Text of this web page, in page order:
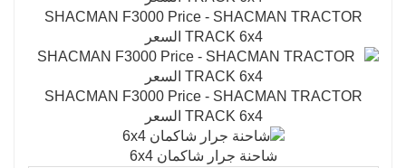
SHACMAN F3000 Price - SHACMAN TRACTOR
TRACK 6x4 السعر
SHACMAN F3000 Price - SHACMAN TRACTOR
TRACK 6x4 السعر
شاحنة جرار شاكمان 6x4